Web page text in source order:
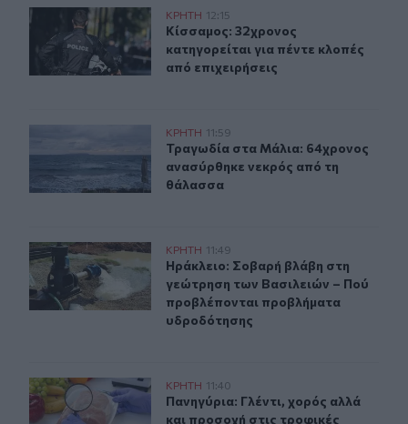
Κίσσαμος: 32χρονος κατηγορείται για πέντε κλοπές
ΚΡΗΤΗ 12:15
Κίσσαμος: 32χρονος κατηγορείται
Κίσσαμος: 32χρονος
κατηγορείται για πέντε κλοπές
από επιχειρήσεις
Τραγωδία στα Μάλια: 64χρονος ανασύρθηκε νεκρός
ΚΡΗΤΗ 11:59
Τραγωδία στα Μάλια: 64χρονος
Τραγωδία στα Μάλια: 64χρονος
ανασύρθηκε νεκρός από τη
θάλασσα
Ηράκλειο: Σοβαρή βλάβη στη γεώτρηση των
ΚΡΗΤΗ 11:49
Ηράκλειο: Σοβαρή βλάβη στη
Ηράκλειο: Σοβαρή βλάβη στη
γεώτρηση των Βασιλειών – Πού
προβλέπονται προβλήματα
υδροδότησης
Πανηγύρια: Γλέντι, χορός αλλά και προσοχή στις
ΚΡΗΤΗ 11:40
Πανηγύρια: Γλέντι, χορός αλλά
Πανηγύρια: Γλέντι, χορός αλλά
και προσοχή στις τροφικές